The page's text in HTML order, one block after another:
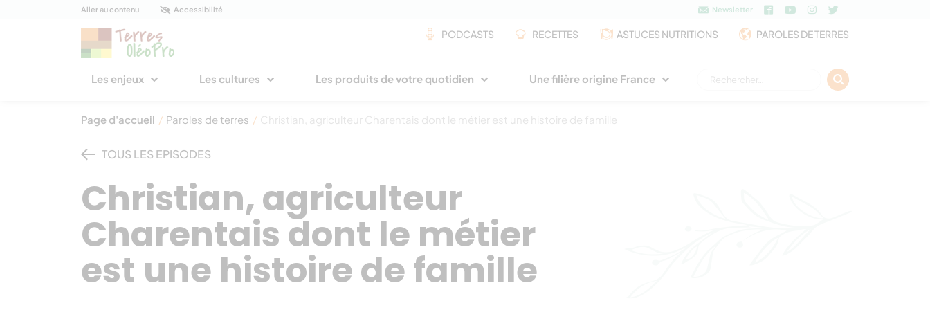
Panneau de gestion des cookies
Aller au contenu Accessibilité Newsletter
PODCASTS RECETTES ASTUCES NUTRITIONS PAROLES DE TERRES
Les enjeux Les cultures Les produits de votre quotidien Une filière origine France
Page d'accueil / Paroles de terres / Christian, agriculteur Charentais dont le métier est une histoire de famille
TOUS LES ÉPISODES
Christian, agriculteur
Charentais dont le métier
est une histoire de famille